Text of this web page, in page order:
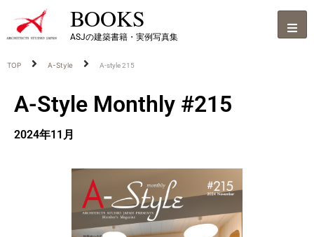
BOOKS
ASJの建築書籍・実例写真集
TOP A-Style A-style 215
A-Style Monthly #215
2024年11月